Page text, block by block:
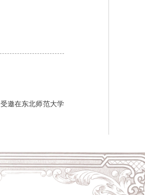
邀在东北师范大学